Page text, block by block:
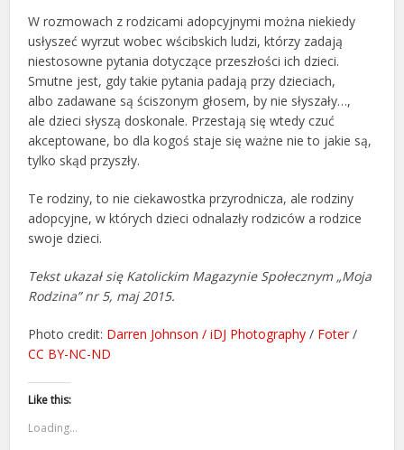
W rozmowach z rodzicami adopcyjnymi można niekiedy
usłyszeć wyrzut wobec wścibskich ludzi, którzy zadają
niestosowne pytania dotyczące przeszłości ich dzieci.
Smutne jest, gdy takie pytania padają przy dzieciach,
albo zadawane są ściszonym głosem, by nie słyszały…,
ale dzieci słyszą doskonale. Przestają się wtedy czuć
akceptowane, bo dla kogoś staje się ważne nie to jakie są,
tylko skąd przyszły.
Te rodziny, to nie ciekawostka przyrodnicza, ale rodziny
adopcyjne, w których dzieci odnalazły rodziców a rodzice
swoje dzieci.
Tekst ukazał się Katolickim Magazynie Społecznym „Moja
Rodzina” nr 5, maj 2015.
Photo credit: Darren Johnson / iDJ Photography / Foter/
CC BY-NC-ND
Like this:
Loading...